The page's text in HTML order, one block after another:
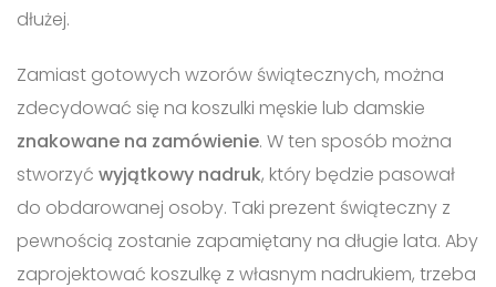
dłużej.
Zamiast gotowych wzorów świątecznych, można
zdecydować się na koszulki męskie lub damskie
znakowane na zamówienie. W ten sposób można
stworzyć wyjątkowy nadruk, który będzie pasował
do obdarowanej osoby. Taki prezent świąteczny z
pewnością zostanie zapamiętany na długie lata. Aby
zaprojektować koszulkę z własnym nadrukiem, trzeba